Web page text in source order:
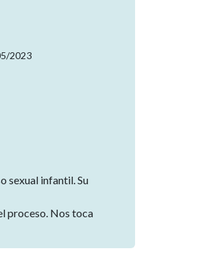
2023
sexual infantil. Su
proceso. Nos toca